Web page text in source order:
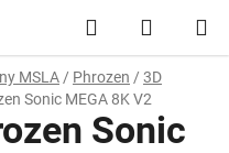
Hledat
KOŠÍK
MSLA / Phrozen / 3D
Sonic MEGA 8K V2
Sonic